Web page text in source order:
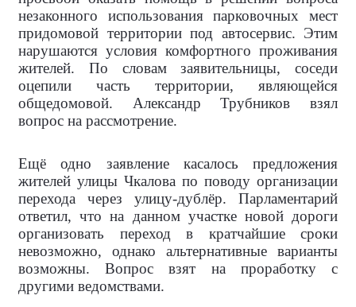
незаконного использования парковочных мест
придомовой территории под автосервис. Этим
нарушаются условия комфортного проживания
жителей. По словам заявительницы, соседи
оцепили часть территории, являющейся
общедомовой. Александр Трубников взял
вопрос на рассмотрение.
Ещё одно заявление касалось предложения
жителей улицы Чкалова по поводу организации
перехода через улицу-дублёр. Парламентарий
ответил, что на данном участке новой дороги
организовать переход в кратчайшие сроки
невозможно, однако альтернативные варианты
возможны. Вопрос взят на проработку с
другими ведомствами.